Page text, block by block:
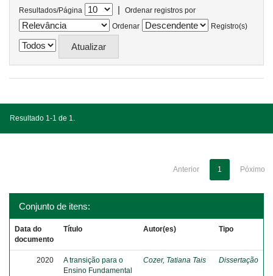
Resultados/Página |
Ordenar registros por
Ordenar
Registro(s)
Resultado 1-1 de 1.
Anterior 1 Póximo
Conjunto de itens:
Data do
documento
Título Autor(es) Tipo
2020
A transição para o
Ensino Fundamental
Cozer, Tatiana Tais Dissertação